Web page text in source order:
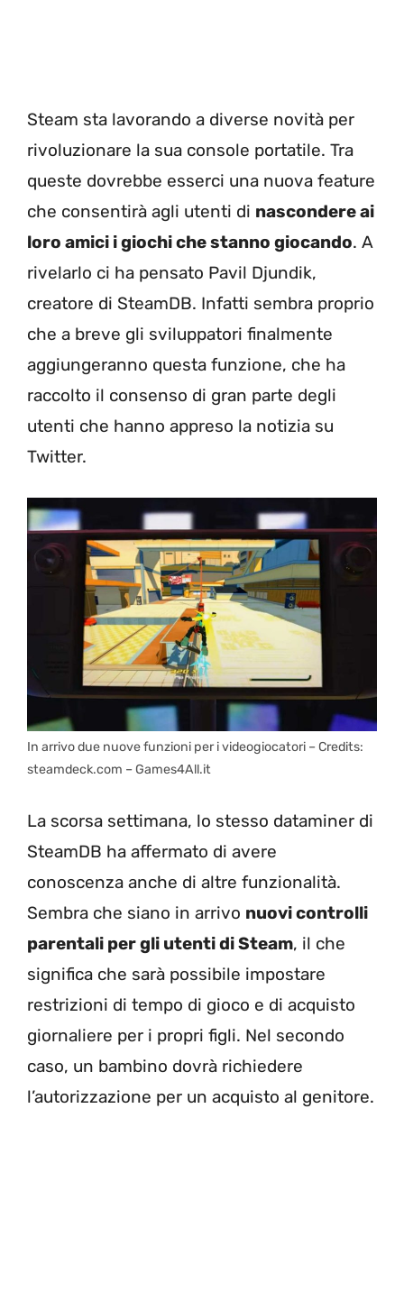
Steam sta lavorando a diverse novità per
rivoluzionare la sua console portatile. Tra
queste dovrebbe esserci una nuova feature
che consentirà agli utenti di nascondere ai
loro amici i giochi che stanno giocando. A
rivelarlo ci ha pensato Pavil Djundik,
creatore di SteamDB. Infatti sembra proprio
che a breve gli sviluppatori finalmente
aggiungeranno questa funzione, che ha
raccolto il consenso di gran parte degli
utenti che hanno appreso la notizia su
Twitter.
In arrivo due nuove funzioni per i videogiocatori – Credits:
steamdeck.com – Games4All.it
La scorsa settimana, lo stesso dataminer di
SteamDB ha affermato di avere
conoscenza anche di altre funzionalità.
Sembra che siano in arrivo nuovi controlli
parentali per gli utenti di Steam, il che
significa che sarà possibile impostare
restrizioni di tempo di gioco e di acquisto
giornaliere per i propri figli. Nel secondo
caso, un bambino dovrà richiedere
l’autorizzazione per un acquisto al genitore.